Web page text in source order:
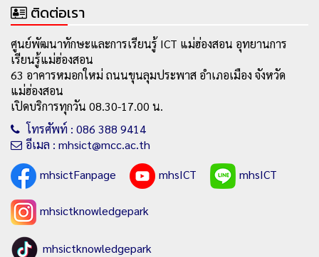
ติดต่อเรา
ศูนย์พัฒนาทักษะและการเรียนรู้ ICT แม่ฮ่องสอน อุทยานการ
เรียนรู้แม่ฮ่องสอน
63 อาคารหมอกใหม่ ถนนขุนลุมประพาส อำเภอเมือง จังหวัด
แม่ฮ่องสอน
เปิดบริการทุกวัน 08.30-17.00 น.
โทรศัพท์ : 086 388 9414
อีเมล : mhsict@mcc.ac.th
mhsictFanpage
mhsICT mhsICT
mhsictknowledgepark
mhsictknowledgepark